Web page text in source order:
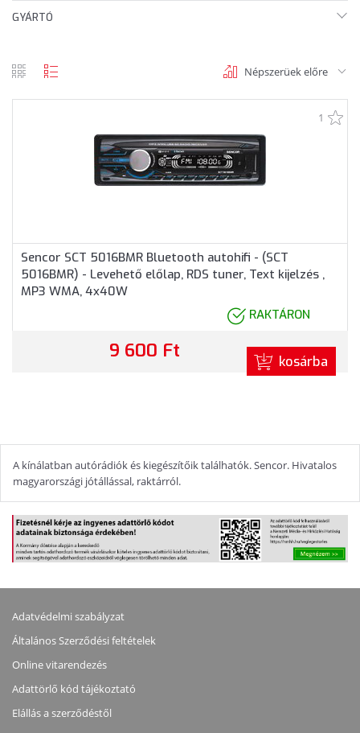
GYÁRTÓ
Népszerüek előre
1
Sencor SCT 5016BMR Bluetooth autohifi - (SCT
5016BMR) - Levehető előlap, RDS tuner, Text kijelzés ,
MP3 WMA, 4x40W
RAKTÁRON
9 600 Ft kosárba
A kínálatban autórádiók és kiegészítőik találhatók. Sencor. Hivatalos
magyarországi jótállással, raktárról.
Adatvédelmi szabályzat
Általános Szerződési feltételek
Online vitarendezés
Adattörlő kód tájékoztató
Elállás a szerződéstől